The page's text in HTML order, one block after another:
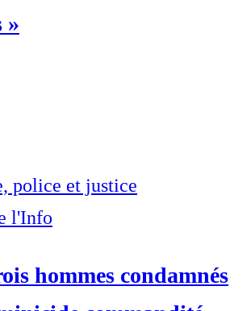
»
police et justice
l'Info
hommes condamnés